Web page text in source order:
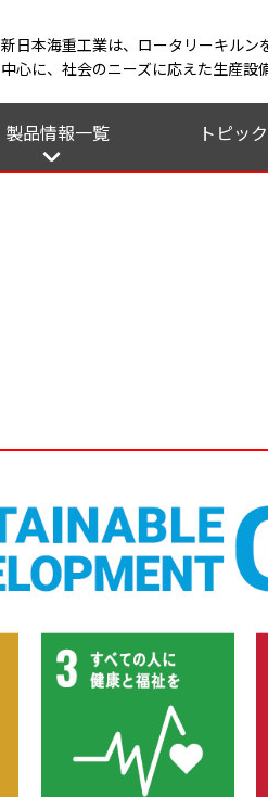
新日本海重工業は、ロータリーキル
中心に、社会のニーズに応えた生産設
製品情報一覧 トピッ